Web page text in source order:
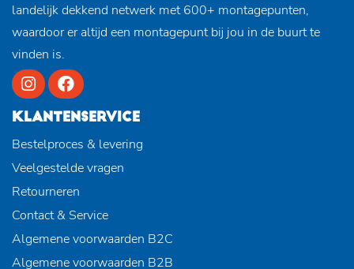
landelijk dekkend netwerk met 600+ montagepunten,
waardoor er altijd een montagepunt bij jou in de buurt te
vinden is.
KLANTENSERVICE
Bestelproces & levering
Veelgestelde vragen
Retourneren
Contact & Service
Algemene voorwaarden B2C
Algemene voorwaarden B2B